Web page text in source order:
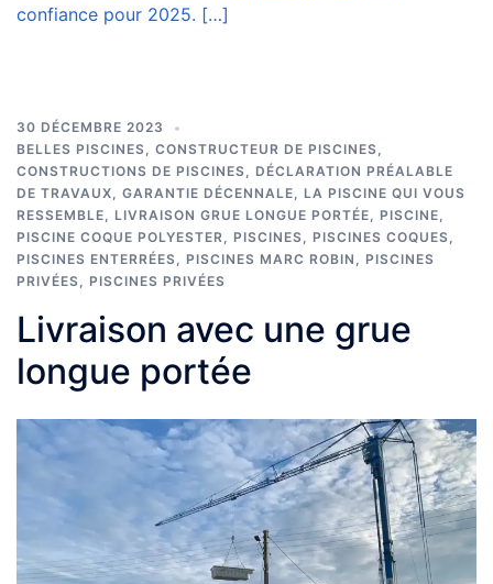
confiance pour 2025. […]
30 DÉCEMBRE 2023
BELLES PISCINES, CONSTRUCTEUR DE PISCINES,
CONSTRUCTIONS DE PISCINES, DÉCLARATION PRÉALABLE
DE TRAVAUX, GARANTIE DÉCENNALE, LA PISCINE QUI VOUS
RESSEMBLE, LIVRAISON GRUE LONGUE PORTÉE, PISCINE,
PISCINE COQUE POLYESTER, PISCINES, PISCINES COQUES,
PISCINES ENTERRÉES, PISCINES MARC ROBIN , PISCINES
PRIVÉES, PISCINES PRIVÉES
Livraison avec une grue
longue portée